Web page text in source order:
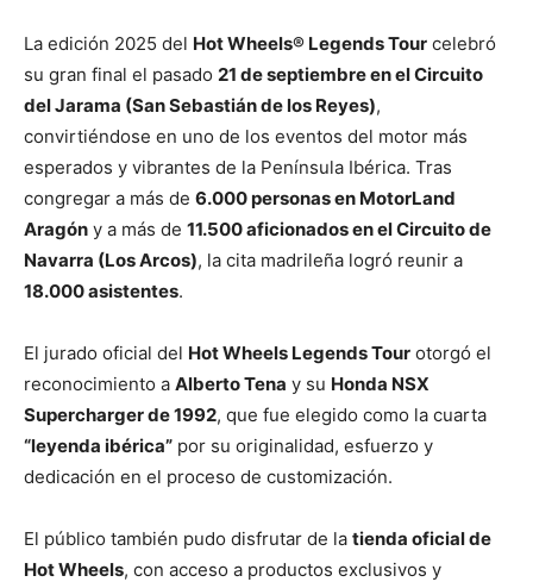
La edición 2025 del Hot Wheels® Legends Tour celebró
su gran final el pasado 21 de septiembre en el Circuito
del Jarama (San Sebastián de los Reyes),
convirtiéndose en uno de los eventos del motor más
esperados y vibrantes de la Península Ibérica. Tras
congregar a más de 6.000 personas en MotorLand
Aragón y a más de 11.500 aficionados en el Circuito de
Navarra (Los Arcos), la cita madrileña logró reunir a
18.000 asistentes.
El jurado oficial del Hot Wheels Legends Tour otorgó el
reconocimiento a Alberto Tena y su Honda NSX
Supercharger de 1992, que fue elegido como la cuarta
“leyenda ibérica” por su originalidad, esfuerzo y
dedicación en el proceso de customización.
El público también pudo disfrutar de la tienda oficial de
Hot Wheels, con acceso a productos exclusivos y